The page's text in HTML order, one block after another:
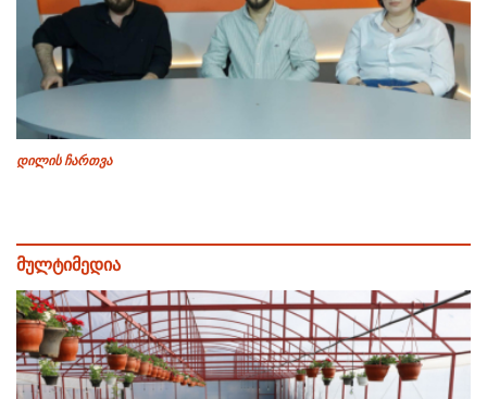
დილის ჩართვა
მულტიმედია